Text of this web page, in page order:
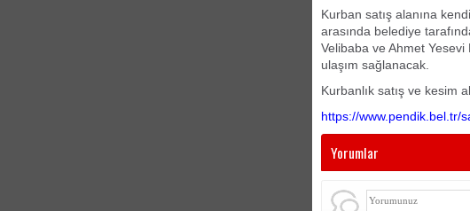
Kurban satış alanına
arasında belediye
Velibaba ve Ahmet
ulaşım sağlanacak.
Kurbanlık satış ve kesim
https://www.pendik.bel.tr/
Yorumlar